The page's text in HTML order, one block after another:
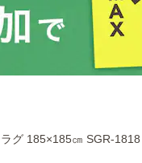
グ 185×185㎝ SGR-1818